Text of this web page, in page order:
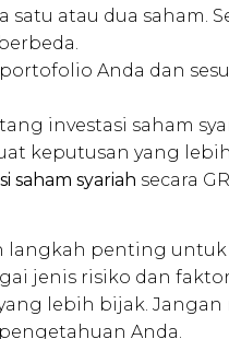
satu atau dua saham.
Anda dan
investasi saham
keputusan yang
saham syariah secara
langkah penting
jenis risiko dan
lebih bijak.
Anda.